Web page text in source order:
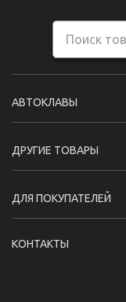
АВТОКЛАВЫ
ДРУГИЕ ТОВАРЫ
ДЛЯ ПОКУПАТЕЛЕЙ
КОНТАКТЫ